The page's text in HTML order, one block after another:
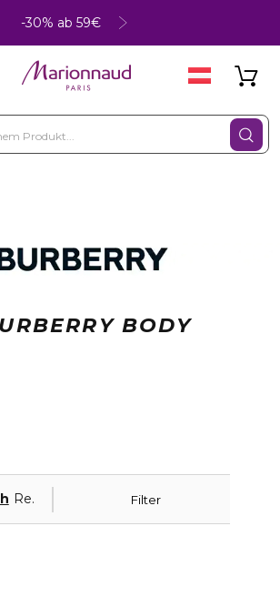
-30% ab 59€
BODY
Filter
Relevanz